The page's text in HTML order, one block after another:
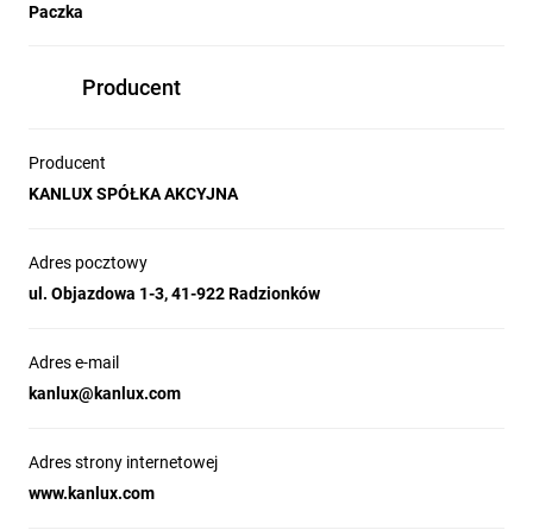
Paczka
Producent
Producent
KANLUX SPÓŁKA AKCYJNA
Adres pocztowy
ul. Objazdowa 1-3, 41-922 Radzionków
Adres e-mail
kanlux@kanlux.com
Adres strony internetowej
www.kanlux.com